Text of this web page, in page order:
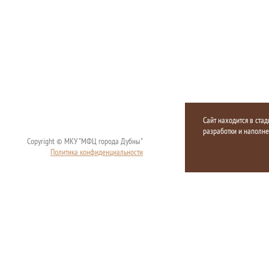
Copyright © МКУ "МФЦ города Дубны"
Политика конфиденциальности
Сайт находится в
разработки и